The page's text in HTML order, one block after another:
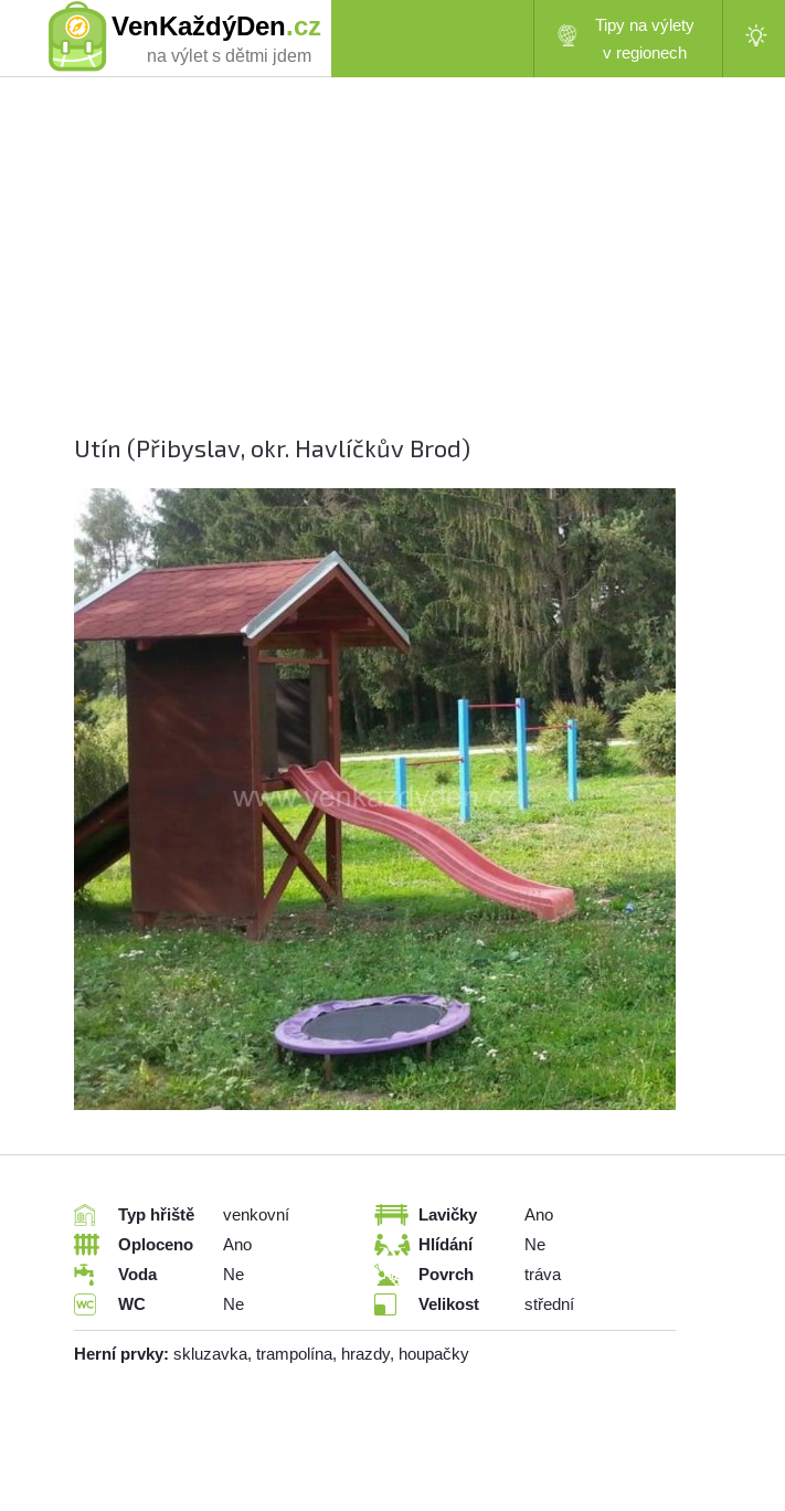
VenKaždýDen.cz
na výlet s dětmi jdem
Tipy na výlety
v regionech
Utín (Přibyslav, okr. Havlíčkův Brod)
Typ hřiště
venkovní
Oploceno
Ano
Voda
Ne
WC
Ne
Lavičky
Ano
Hlídání
Ne
Povrch
tráva
Velikost
střední
Herní prvky: skluzavka, trampolína, hrazdy, houpačky